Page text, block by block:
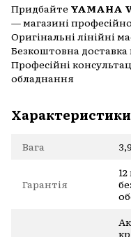
Придбайте YAMAHA
— магазині
Оригінальні лінійні
Безкоштовна
Професійні
обладнання
Характеристики
Вага
Гарантія